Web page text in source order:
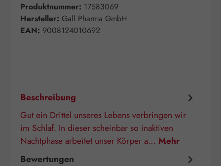
Produktnummer: 17583069
Hersteller: Gall Pharma GmbH
EAN: 9008124010692
Beschreibung
Gut ein Drittel unseres Lebens verbringen wir
im Schlaf. In dieser scheinbar so inaktiven
Nachtphase arbeitet unser Körper a… Mehr
Bewertungen